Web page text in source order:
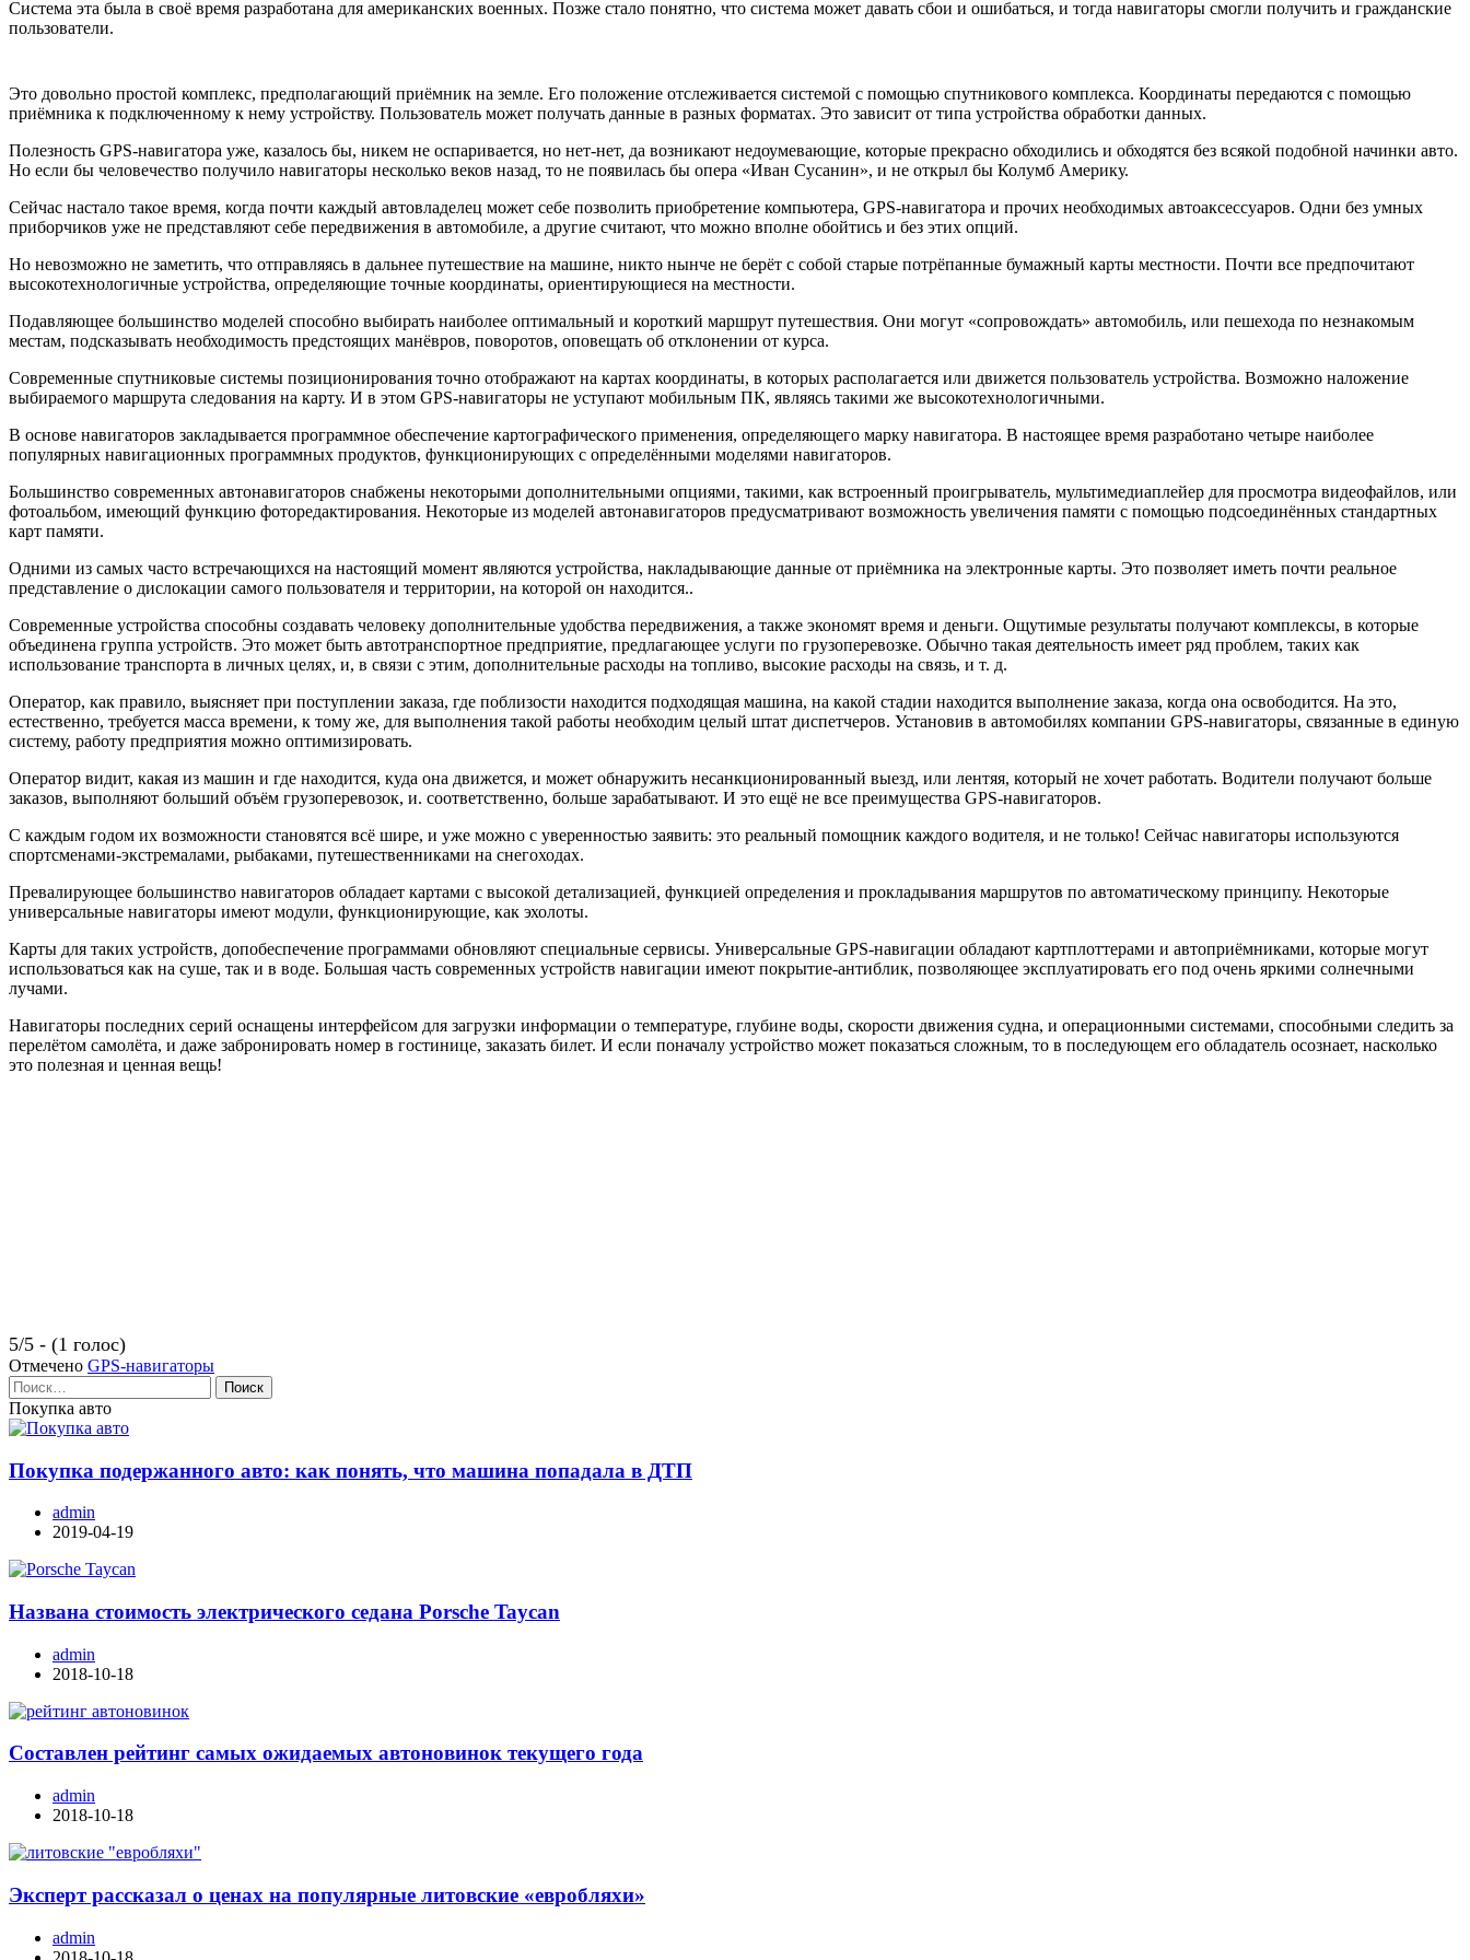
Система эта была в своё время разработана для американских военных. Позже стало понятно, что система может давать сбои и ошибаться, и тогда навигаторы смогли получить и гражданские
пользователи.
Это довольно простой комплекс, предполагающий приёмник на земле. Его положение отслеживается системой с помощью спутникового комплекса. Координаты передаются с помощью
приёмника к подключенному к нему устройству. Пользователь может получать данные в разных форматах. Это зависит от типа устройства обработки данных.
Полезность GPS-навигатора уже, казалось бы, никем не оспаривается, но нет-нет, да возникают недоумевающие, которые прекрасно обходились и обходятся без всякой подобной начинки авто.
Но если бы человечество получило навигаторы несколько веков назад, то не появилась бы опера «Иван Сусанин», и не открыл бы Колумб Америку.
Сейчас настало такое время, когда почти каждый автовладелец может себе позволить приобретение компьютера, GPS-навигатора и прочих необходимых автоаксессуаров. Одни без умных
приборчиков уже не представляют себе передвижения в автомобиле, а другие считают, что можно вполне обойтись и без этих опций.
Но невозможно не заметить, что отправляясь в дальнее путешествие на машине, никто нынче не берёт с собой старые потрёпанные бумажный карты местности. Почти все предпочитают
высокотехнологичные устройства, определяющие точные координаты, ориентирующиеся на местности.
Подавляющее большинство моделей способно выбирать наиболее оптимальный и короткий маршрут путешествия. Они могут «сопровождать» автомобиль, или пешехода по незнакомым
местам, подсказывать необходимость предстоящих манёвров, поворотов, оповещать об отклонении от курса.
Современные спутниковые системы позиционирования точно отображают на картах координаты, в которых располагается или движется пользователь устройства. Возможно наложение
выбираемого маршрута следования на карту. И в этом GPS-навигаторы не уступают мобильным ПК, являясь такими же высокотехнологичными.
В основе навигаторов закладывается программное обеспечение картографического применения, определяющего марку навигатора. В настоящее время разработано четыре наиболее
популярных навигационных программных продуктов, функционирующих с определёнными моделями навигаторов.
Большинство современных автонавигаторов снабжены некоторыми дополнительными опциями, такими, как встроенный проигрыватель, мультимедиаплейер для просмотра видеофайлов, или
фотоальбом, имеющий функцию фоторедактирования. Некоторые из моделей автонавигаторов предусматривают возможность увеличения памяти с помощью подсоединённых стандартных
карт памяти.
Одними из самых часто встречающихся на настоящий момент являются устройства, накладывающие данные от приёмника на электронные карты. Это позволяет иметь почти реальное
представление о дислокации самого пользователя и территории, на которой он находится..
Современные устройства способны создавать человеку дополнительные удобства передвижения, а также экономят время и деньги. Ощутимые результаты получают комплексы, в которые
объединена группа устройств. Это может быть автотранспортное предприятие, предлагающее услуги по грузоперевозке. Обычно такая деятельность имеет ряд проблем, таких как
использование транспорта в личных целях, и, в связи с этим, дополнительные расходы на топливо, высокие расходы на связь, и т. д.
Оператор, как правило, выясняет при поступлении заказа, где поблизости находится подходящая машина, на какой стадии находится выполнение заказа, когда она освободится. На это,
естественно, требуется масса времени, к тому же, для выполнения такой работы необходим целый штат диспетчеров. Установив в автомобилях компании GPS-навигаторы, связанные в единую
систему, работу предприятия можно оптимизировать.
Оператор видит, какая из машин и где находится, куда она движется, и может обнаружить несанкционированный выезд, или лентяя, который не хочет работать. Водители получают больше
заказов, выполняют больший объём грузоперевозок, и. соответственно, больше зарабатывают. И это ещё не все преимущества GPS-навигаторов.
С каждым годом их возможности становятся всё шире, и уже можно с уверенностью заявить: это реальный помощник каждого водителя, и не только! Сейчас навигаторы используются
спортсменами-экстремалами, рыбаками, путешественниками на снегоходах.
Превалирующее большинство навигаторов обладает картами с высокой детализацией, функцией определения и прокладывания маршрутов по автоматическому принципу. Некоторые
универсальные навигаторы имеют модули, функционирующие, как эхолоты.
Карты для таких устройств, допобеспечение программами обновляют специальные сервисы. Универсальные GPS-навигации обладают картплоттерами и автоприёмниками, которые могут
использоваться как на суше, так и в воде. Большая часть современных устройств навигации имеют покрытие-антиблик, позволяющее эксплуатировать его под очень яркими солнечными
лучами.
Навигаторы последних серий оснащены интерфейсом для загрузки информации о температуре, глубине воды, скорости движения судна, и операционными системами, способными следить за
перелётом самолёта, и даже забронировать номер в гостинице, заказать билет. И если поначалу устройство может показаться сложным, то в последующем его обладатель осознает, насколько
это полезная и ценная вещь!
5/5 - (1 голос)
Отмечено GPS-навигаторы
Найти:
Покупка авто
Покупка подержанного авто: как понять, что машина попадала в ДТП
admin
2019-04-19
Названа стоимость электрического седана Porsche Taycan
admin
2018-10-18
Составлен рейтинг самых ожидаемых автоновинок текущего года
admin
2018-10-18
Эксперт рассказал о ценах на популярные литовские «евробляхи»
admin